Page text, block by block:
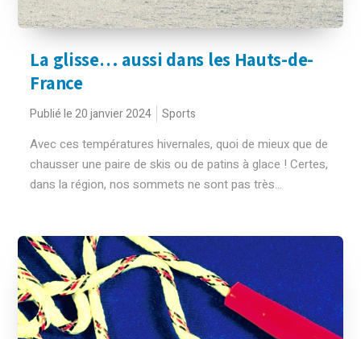
La glisse… aussi dans les Hauts-de-
France
Publié le 20 janvier 2024 Sports
Avec ces températures hivernales, quoi de mieux que de
chausser une paire de skis ou de patins à glace ! Certes,
dans la région, nos sommets ne sont pas très...